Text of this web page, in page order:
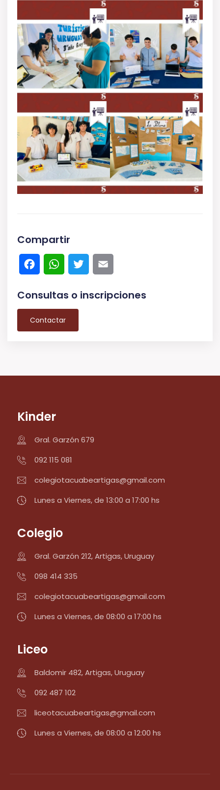
Compartir
FacebookWhatsApp
Twitter
Consultas o inscripciones
Contactar
Kinder
Gral. Garzón 679
092 115 081
colegiotacuabeartigas@gmail.com
Lunes a Viernes, de 13:00 a 17:00 hs
Colegio
Gral. Garzón 212, Artigas, Uruguay
098 414 335
colegiotacuabeartigas@gmail.com
Lunes a Viernes, de 08:00 a 17:00 hs
Liceo
Baldomir 482, Artigas, Uruguay
092 487 102
liceotacuabeartigas@gmail.com
Lunes a Viernes, de 08:00 a 12:00 hs